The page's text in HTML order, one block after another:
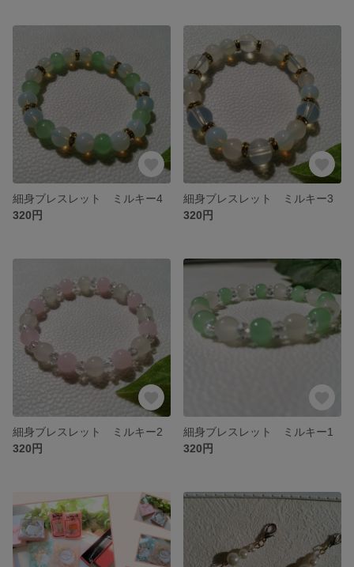
細身ブレスレット ミルキー4
320円
細身ブレスレット ミルキー3
320円
細身ブレスレット ミルキー2
320円
細身ブレスレット ミルキー1
320円